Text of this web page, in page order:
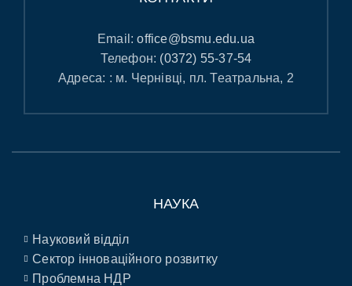
Email:office@bsmu.edu.ua
Телефон: (0372) 55-37-54
Адреса: : м. Чернівці, пл. Театральна, 2
НАУКА
Науковий відділ
Сектор інноваційного розвитку
Проблемна НДР